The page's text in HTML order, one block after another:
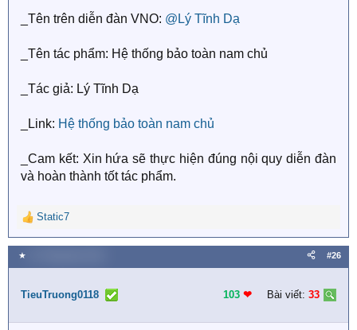
_Tên trên diễn đàn VNO: @Lý Tĩnh Dạ
_Tên tác phẩm: Hệ thống bảo toàn nam chủ
_Tác giả: Lý Tĩnh Dạ
_Link: Hệ thống bảo toàn nam chủ
_Cam kết: Xin hứa sẽ thực hiện đúng nội quy diễn đàn
và hoàn thành tốt tác phẩm.
R
e
a
c
i
n
Static7
★ #26
TieuTruong0118 103 ❤︎ Bài viết: 33